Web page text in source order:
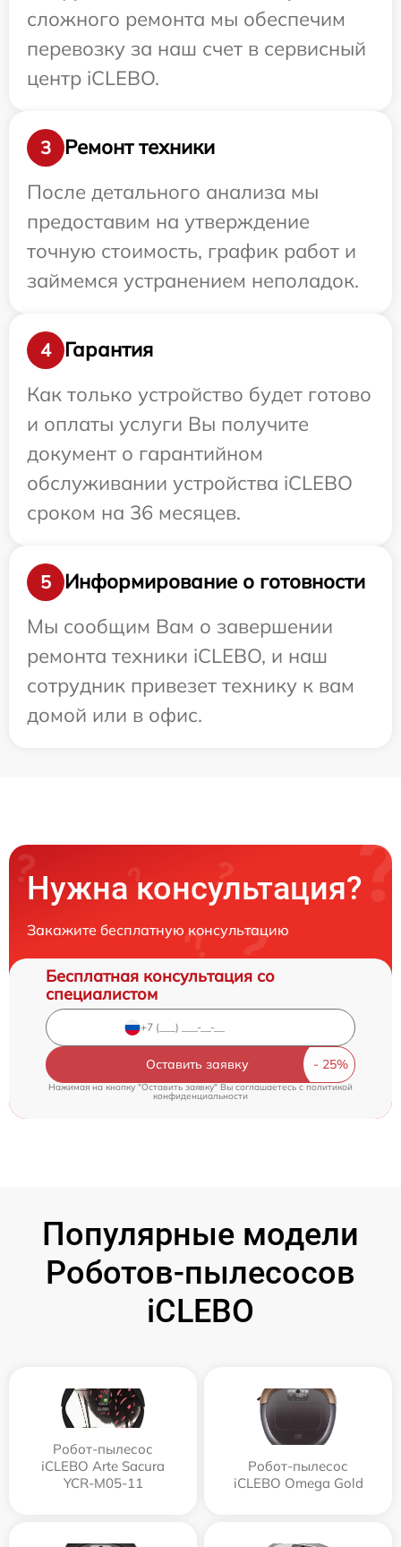
сложного ремонта мы обеспечим
перевозку за наш счет в сервисный
центр iCLEBO.
3
Ремонт техники
После детального анализа мы
предоставим на утверждение
точную стоимость, график работ и
займемся устранением неполадок.
4
Гарантия
Как только устройство будет готово
и оплаты услуги Вы получите
документ о гарантийном
обслуживании устройства iCLEBO
сроком на 36 месяцев.
5
Информирование о готовности
Мы сообщим Вам о завершении
ремонта техники iCLEBO, и наш
сотрудник привезет технику к вам
домой или в офис.
Нужна консультация?
Закажите бесплатную консультацию
Бесплатная консультация со
специалистом
Оставить заявку
Нажимая на кнопку "Оставить заявку" Вы соглашаетесь cполитикой
конфиденциальности
Популярные модели
Роботов-пылесосов
iCLEBO
Робот-пылесос
iCLEBO Arte Sacura
YCR-M05-11
Робот-пылесос
iCLEBO Omega Gold